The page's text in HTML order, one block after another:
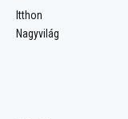
Itthon
Nagyvilág